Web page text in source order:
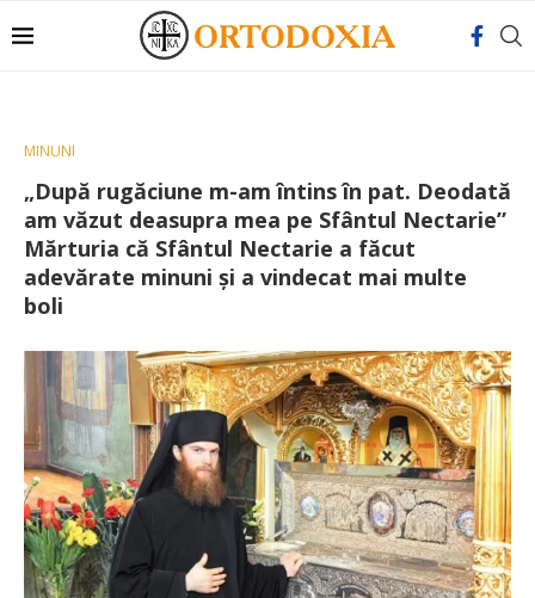
MINUNI
„După rugăciune m-am întins în pat. Deodată
am văzut deasupra mea pe Sfântul Nectarie”
Mărturia că Sfântul Nectarie a făcut
adevărate minuni și a vindecat mai multe
boli